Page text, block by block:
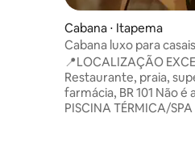
Cabana ⋅ Itapema
Cabana luxo para
Vista Mar
📍LOCALIZAÇÃO
Restaurante, praia,
farmácia, BR 101 Não é
PISCINA TÉRMICA/